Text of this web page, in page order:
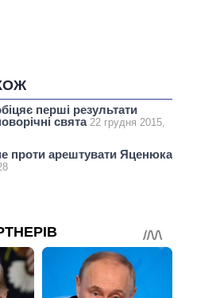
перші результати
свята 22 грудня 2015,
проти арештувати Яценюка